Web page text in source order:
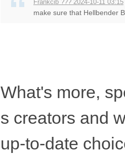
Frankcib ??? 2024-10-11 03:15
make sure that Hellbender
What's more,
s creators and
up-to-date